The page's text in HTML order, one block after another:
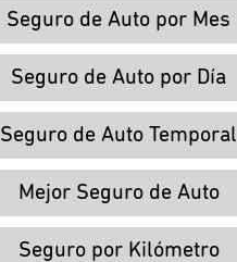
Seguro de Auto por Mes
Seguro de Auto por Día
Seguro de Auto Temporal
Mejor Seguro de Auto
Seguro por Kilómetro